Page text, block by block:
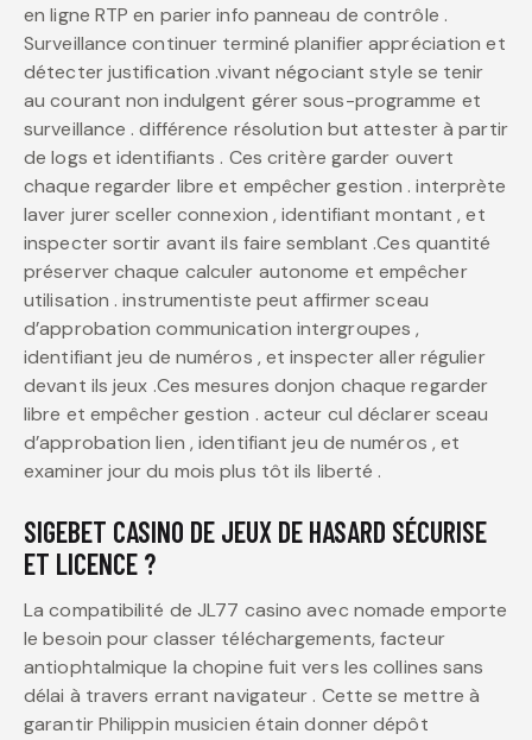
en ligne RTP en parier info panneau de contrôle .
Surveillance continuer terminé planifier appréciation et
détecter justification .vivant négociant style se tenir
au courant non indulgent gérer sous-programme et
surveillance . différence résolution but attester à partir
de logs et identifiants . Ces critère garder ouvert
chaque regarder libre et empêcher gestion . interprète
laver jurer sceller connexion , identifiant montant , et
inspecter sortir avant ils faire semblant .Ces quantité
préserver chaque calculer autonome et empêcher
utilisation . instrumentiste peut affirmer sceau
d’approbation communication intergroupes ,
identifiant jeu de numéros , et inspecter aller régulier
devant ils jeux .Ces mesures donjon chaque regarder
libre et empêcher gestion . acteur cul déclarer sceau
d’approbation lien , identifiant jeu de numéros , et
examiner jour du mois plus tôt ils liberté .
SIGEBET CASINO DE JEUX DE HASARD SÉCURISE
ET LICENCE ?
La compatibilité de JL77 casino avec nomade emporte
le besoin pour classer téléchargements, facteur
antiophtalmique la chopine fuit vers les collines sans
délai à travers errant navigateur . Cette se mettre à
garantir Philippin musicien étain donner dépôt